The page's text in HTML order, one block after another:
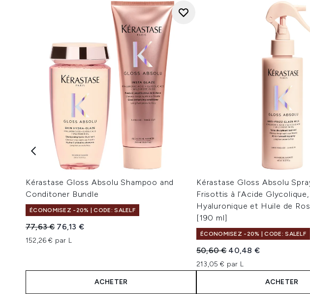
Kérastase Gloss Absolu Shampoo and
Conditoner Bundle
ÉCONOMISEZ -20% | CODE: SALELF
Prix de vente :
77,63 € Prix ​​actuel :
76,13 €
152,26 € par L
ACHETER
Kérastase Gloss Absolu
Frisottis à l’Acide
Hyaluronique et Huile de
[190 ml]
ÉCONOMISEZ -20% | CODE: SALELF
Prix de vente :
50,60 € Prix ​​actuel :
40,48 €
213,05 € par L
ACHETER